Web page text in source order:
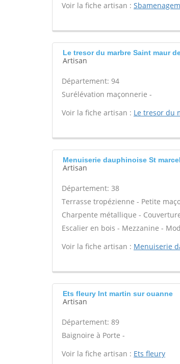
Voir la fiche artisan :
Le tresor du marbre Saint maur
Artisan
Département: 94
Surélévation maçonnerie -
Voir la fiche artisan : Le tresor du
Menuiserie dauphinoise St
Artisan
Département: 38
Terrasse tropézienne - Petite
Charpente métallique -
Escalier en bois - Mezzanine -
Voir la fiche artisan : Menuiserie
Ets fleury Int martin sur ouanne
Artisan
Département: 89
Baignoire à Porte -
Voir la fiche artisan : Ets fleury